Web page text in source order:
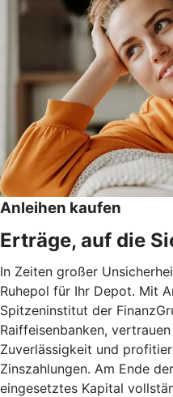
Anleihen kaufen
Erträge, auf die
In Zeiten großer
Ruhepol für Ihr Depot. Mit
Spitzeninstitut der
Raiffeisenbanken,
Zuverlässigkeit und
Zinszahlungen. Am Ende
eingesetztes Kapital